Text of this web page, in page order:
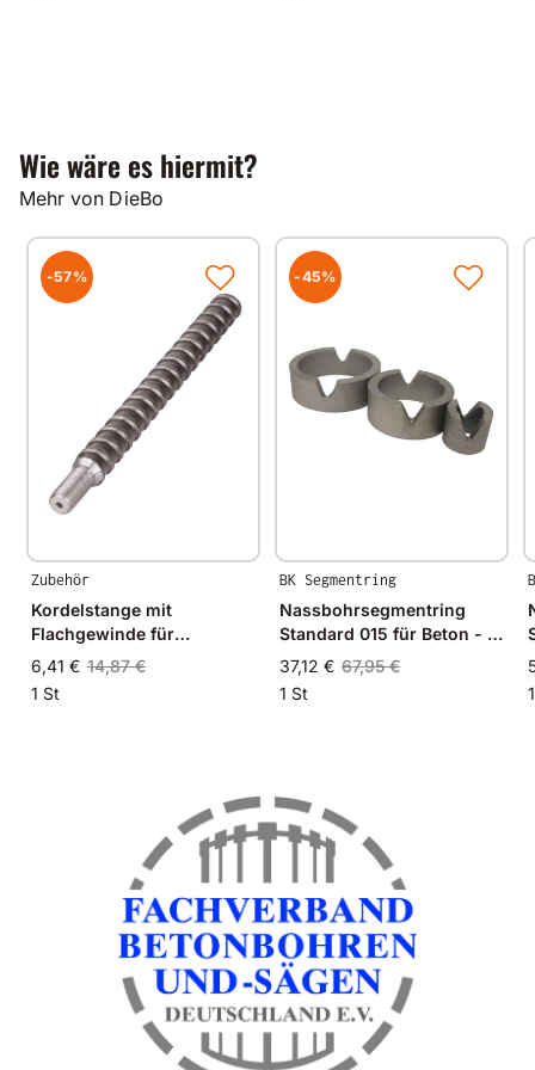
Wie wäre es hiermit?
Mehr von DieBo
-57%
Zubehör
Kordelstange mit
Flachgewinde für
Einschlag-Anker M12
6,41 € 14,87 €
1 St
-45%
BK Segmentring
Nassbohrsegmentring
Standard 015 für Beton - Ø
40mm - 40/34mm
37,12 € 67,95 €
1 St